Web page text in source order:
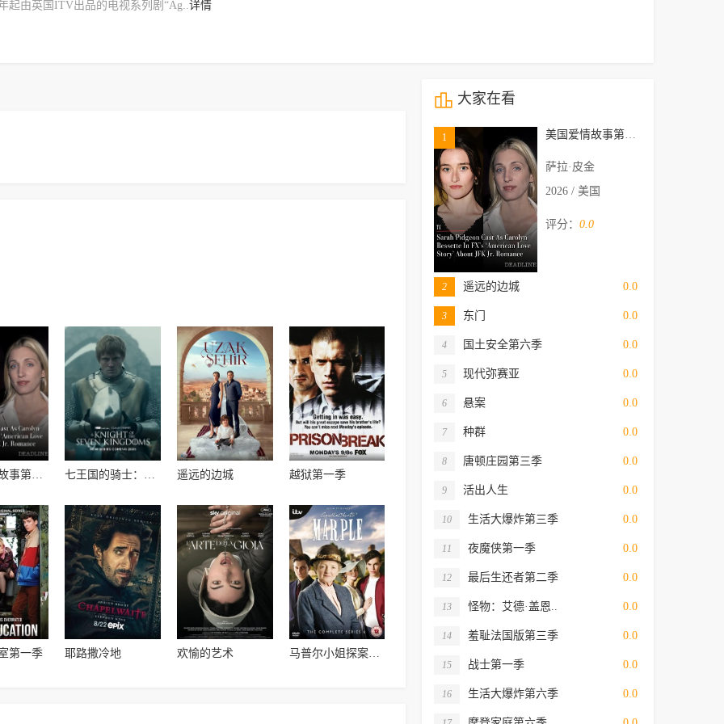
由英国ITV出品的电视系列剧“Ag..详情
美国爱情故事第一季 七王国的骑士：邓肯与伊戈第一季 遥远的边城 越狱第一季
第一季 耶路撒冷地 欢愉的艺术 马普尔小姐探案第六季
大家在看
1
萨拉·皮金
2026 / 美国
评分：0.0
2 遥远的边城 0.0
3 东门 0.0
4 国土安全第六季 0.0
5 现代弥赛亚 0.0
6 悬案 0.0
7 种群 0.0
8 唐顿庄园第三季 0.0
9 活出人生 0.0
10 生活大爆炸第三季 0.0
11 夜魔侠第一季 0.0
12 最后生还者第二季 0.0
13 怪物：艾德·盖恩.. 0.0
14 羞耻法国版第三季 0.0
15 战士第一季 0.0
16 生活大爆炸第六季 0.0